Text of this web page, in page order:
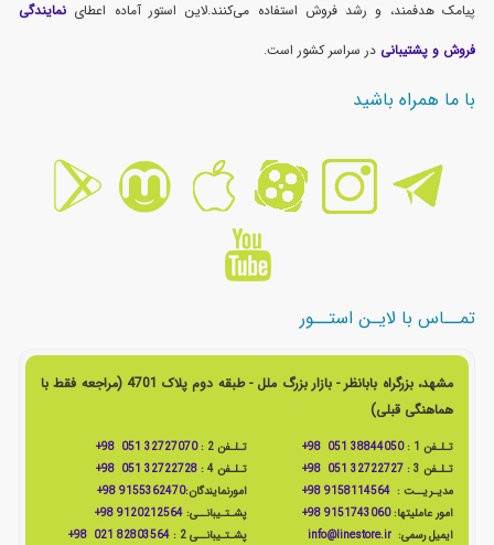
پیامک هدفمند، و رشد فروش استفاده می‌کنند.لاین استور آماده اعطای نمایندگی
فروش و پشتیبانی در سراسر کشور است.
با ما همراه باشید
تمــاس با لایـن استــور
مشهد، بزرگراه بابانظر - بازار بزرگ ملل - طبقه دوم پلاک 4701 (مراجعه فقط با
هماهنگی قبلی)
تـلـفن 1 : 38844050 051 98+ تـلـفن 2 :
32727070 051 98+
تـلـفن 3 :
32722727 051 98+ تـلـفن 4 :
32722728 051 98+
مدیـریــت :9158114564 98+ امورنمایندگان:9155362470 98+
امور عاملیتها:9151743060 98+ پشـتـیبانــی: 9120212564 98+
ایمیل رسمی: info@linestore.ir پشـتـیبانــی 2 : 82803564 021 98+